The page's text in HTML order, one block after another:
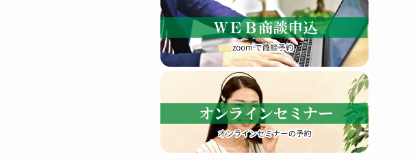
索
す